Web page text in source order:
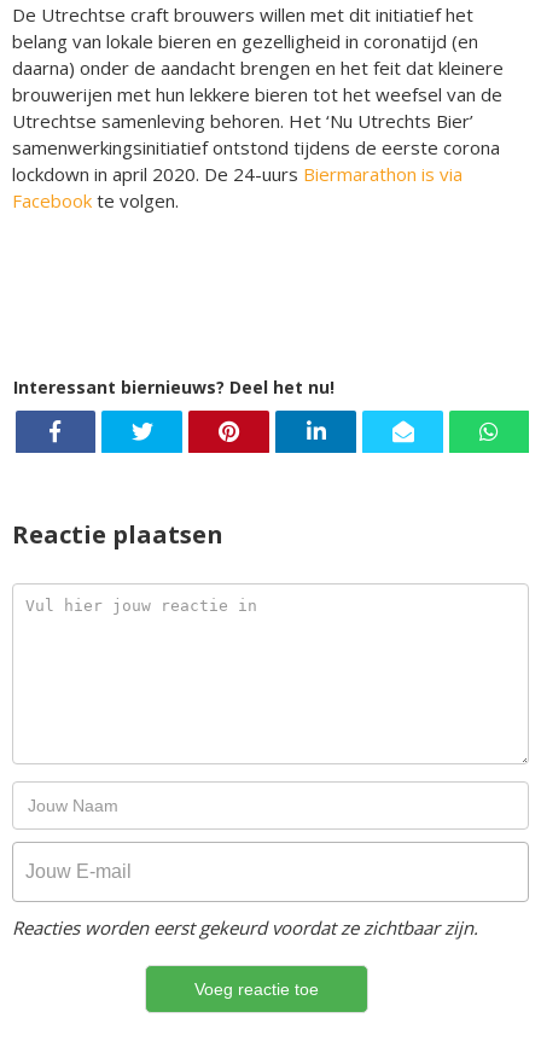
De Utrechtse craft brouwers willen met dit initiatief het
belang van lokale bieren en gezelligheid in coronatijd (en
daarna) onder de aandacht brengen en het feit dat kleinere
brouwerijen met hun lekkere bieren tot het weefsel van de
Utrechtse samenleving behoren. Het ‘Nu Utrechts Bier’
samenwerkingsinitiatief ontstond tijdens de eerste corona
lockdown in april 2020. De 24-uurs Biermarathon is via
Facebook te volgen.
Interessant biernieuws? Deel het nu!
Reactie plaatsen
Reacties worden eerst gekeurd voordat ze zichtbaar zijn.